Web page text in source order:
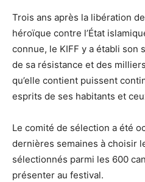
Trois ans après la libération
héroïque contre l’État
connue, le KIFF y a établi son
de sa résistance et des
qu’elle contient puissent
esprits de ses habitants et
Le comité de sélection a été
dernières semaines à choisir
sélectionnés parmi les 600
présenter au festival.